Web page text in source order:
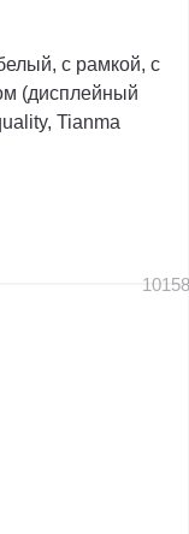
с рамкой, с
(дисплейный
Tianma